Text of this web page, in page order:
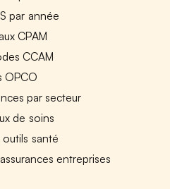
par année
CPAM
CCAM
OPCO
par secteur
de soins
santé
entreprises